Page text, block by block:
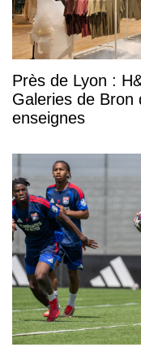
Près de Lyon :
Galeries de Bron
enseignes